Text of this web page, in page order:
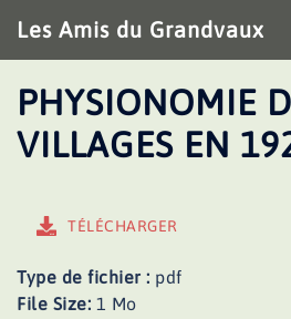
au
contenu
Les Amis du Grandvaux
PHYSIONOMIE
VILLAGES EN
TÉLÉCHARGER
Type de fichier : pdf
File Size: 1 Mo